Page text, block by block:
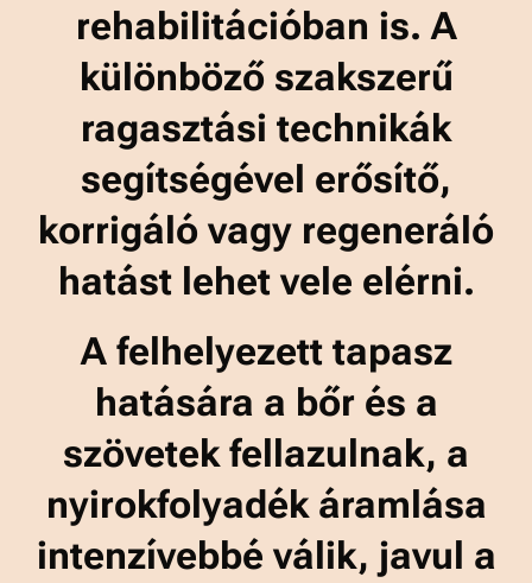
rehabilitációban is. A
különböző szakszerű
ragasztási technikák
segítségével erősítő,
korrigáló vagy regeneráló
hatást lehet vele elérni.
A felhelyezett tapasz
hatására a bőr és a
szövetek fellazulnak, a
nyirokfolyadék áramlása
intenzívebbé válik, javul a